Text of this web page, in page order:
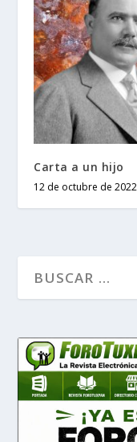
Carta a un hijo
12 de octubre de 2022